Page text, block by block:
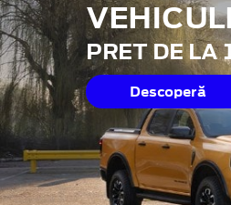
PRET DE
Descoperă